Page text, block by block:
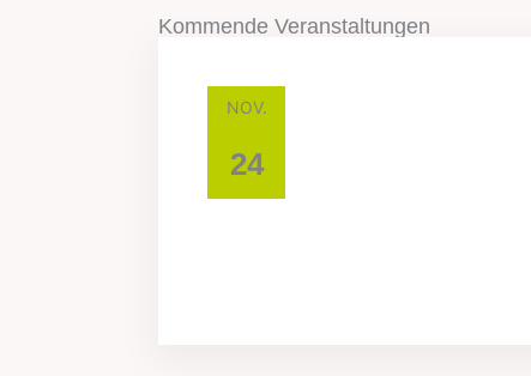
Kommende Veranstaltungen
NOV.
24